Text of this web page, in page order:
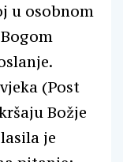
u osobnom
(Post
Božje
je